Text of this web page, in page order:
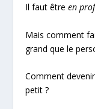
Il faut êtreen
Mais comment
grand que le
Comment
petit ?